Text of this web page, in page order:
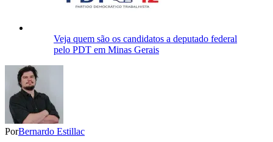
Veja quem são os candidatos a deputado federal
pelo PDT em Minas Gerais
PorBernardo Estillac